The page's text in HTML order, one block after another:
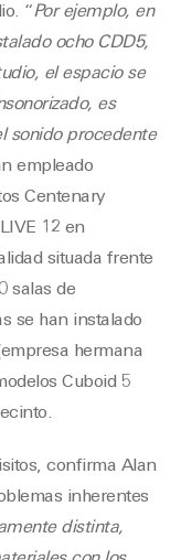
“Por ejemplo, en
ocho CDD5,
el espacio se
es
sonido procedente
empleado
Centenary
12 en
situada frente
salas de
se han instalado
hermana
Cuboid 5
confirma Alan
inherentes
distinta,